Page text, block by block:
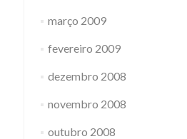
março 2009
fevereiro 2009
dezembro 2008
novembro 2008
outubro 2008